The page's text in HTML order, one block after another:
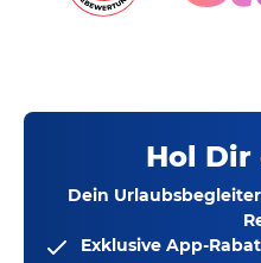
Hol Dir
Dein
Exklusive App-